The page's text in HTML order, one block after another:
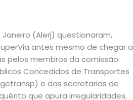
(Alerj) questionaram,
antes mesmo de chegar a
pelos membros da comissão
Concedidos de Transportes
e das secretarias de
que apura irregularidades,